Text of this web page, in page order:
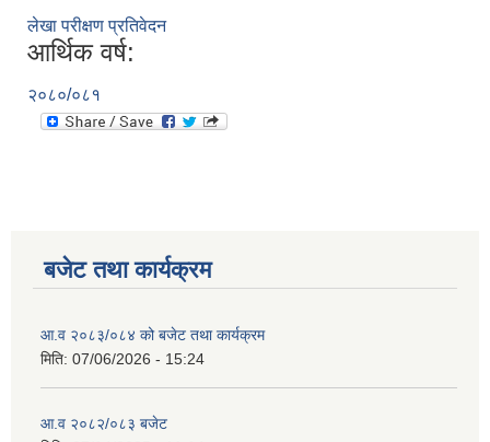
लेखा परीक्षण प्रतिवेदन
आर्थिक वर्ष:
२०८०/०८१
बजेट तथा कार्यक्रम
आ.व २०८३/०८४ को बजेट तथा कार्यक्रम
मिति: 07/06/2026 - 15:24
आ.व २०८२/०८३ बजेट